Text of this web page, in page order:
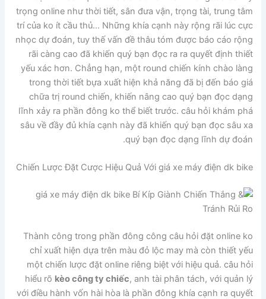
trọng online như thời tiết, sân đưa vận, trọng tài, trung tâm
trí của ko ít cầu thủ… Những khía cạnh này rộng rãi lúc cực
nhọc dự đoán, tuy thế vấn đề thâu tóm được báo cáo rộng
rãi càng cao đã khiến quý bạn đọc ra ra quyết định thiết
yếu xác hơn. Chẳng hạn, một round chiến kính chào làng
trong thời tiết bựa xuất hiện khả năng đã bị đến báo giá
chữa trị round chiến, khiến nâng cao quý bạn đọc dạng
lĩnh xảy ra phần đông ko thể biết trước. câu hỏi khám phá
sâu về đầy đủ khía cạnh này đã khiến quý bạn đọc sâu xa
quý bạn đọc dạng lĩnh dự đoán.
Chiến Lược Đặt Cược Hiệu Quả Với giá xe máy điện dk bike
Thành công trong phần đông công câu hỏi đặt online ko
chỉ xuất hiện dựa trên màu đỏ lộc may mà còn thiết yếu
một chiến lược đặt online riêng biệt với hiệu quả. câu hỏi
hiểu rõ kèo công ty chiếc, anh tài phân tách, với quản lý
với điều hành vốn hài hòa là phần đông khía cạnh ra quyết